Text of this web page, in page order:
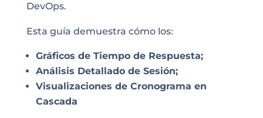
DevOps.
Esta guía demuestra cómo los:
Gráficos de Tiempo de Respuesta;
Análisis Detallado de Sesión;
Visualizaciones de Cronograma en
Cascada